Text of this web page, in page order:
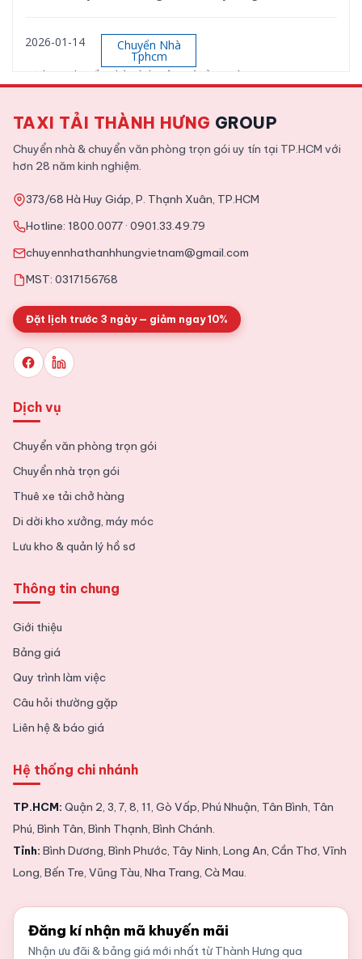
2026-01-14 Chuyển Nhà
Tphcm
Dịch vụ chuyển nhà Bình Tân giá rẻ, uy tín
2026-01-12 Chuyển Nhà
Dịch vụ chuyển nhà trọn gói Quận 9 uy tín, giá rẻ
2025-11-09
Tin Tức
Tổng hợp kinh nghiệm chuyển văn phòng chi tiết từ A tới Z
TAXI TẢI THÀNH HƯNG GROUP
Chuyển nhà & chuyển văn phòng trọn gói uy tín tại TP.HCM với
hơn 28 năm kinh nghiệm.
373/68 Hà Huy Giáp, P. Thạnh Xuân, TP.HCM
Hotline: 1800.0077 · 0901.33.49.79
chuyennhathanhhungvietnam@gmail.com
MST: 0317156768
Đặt lịch trước 3 ngày — giảm ngay 10%
Dịch vụ
Chuyển văn phòng trọn gói
Chuyển nhà trọn gói
Thuê xe tải chở hàng
Di dời kho xưởng, máy móc
Lưu kho & quản lý hồ sơ
Thông tin chung
Giới thiệu
Bảng giá
Quy trình làm việc
Câu hỏi thường gặp
Liên hệ & báo giá
Hệ thống chi nhánh
TP.HCM: Quận 2, 3, 7, 8, 11, Gò Vấp, Phú Nhuận, Tân Bình, Tân
Phú, Bình Tân, Bình Thạnh, Bình Chánh.
Tỉnh: Bình Dương, Bình Phước, Tây Ninh, Long An, Cần Thơ, Vĩnh
Long, Bến Tre, Vũng Tàu, Nha Trang, Cà Mau.
Đăng kí nhận mã khuyến mãi
Nhận ưu đãi & bảng giá mới nhất từ Thành Hưng qua